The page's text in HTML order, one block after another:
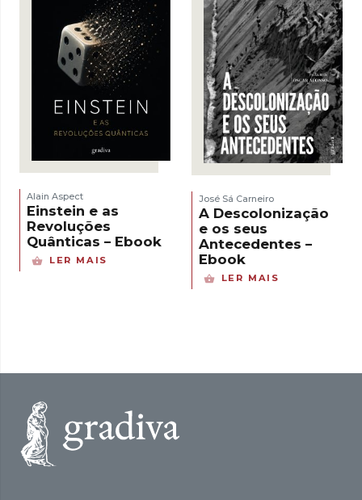
Alain Aspect
Einstein e as
Revoluções
Quânticas – Ebook
LER MAIS
José Sá Carneiro
A Descolonização
e os seus
Antecedentes –
Ebook
LER MAIS